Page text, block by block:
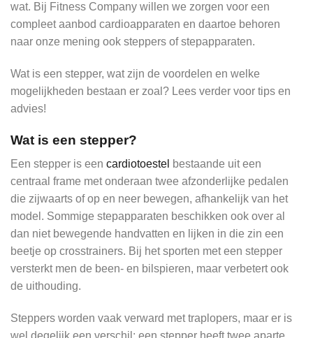
wat. Bij Fitness Company willen we zorgen voor een
compleet aanbod cardioapparaten en daartoe behoren
naar onze mening ook steppers of stepapparaten.
Wat is een stepper, wat zijn de voordelen en welke
mogelijkheden bestaan er zoal? Lees verder voor tips en
advies!
Wat is een stepper?
Een stepper is een cardiotoestel bestaande uit een
centraal frame met onderaan twee afzonderlijke pedalen
die zijwaarts of op en neer bewegen, afhankelijk van het
model. Sommige stepapparaten beschikken ook over al
dan niet bewegende handvatten en lijken in die zin een
beetje op crosstrainers. Bij het sporten met een stepper
versterkt men de been- en bilspieren, maar verbetert ook
de uithouding.
Steppers worden vaak verward met traplopers, maar er is